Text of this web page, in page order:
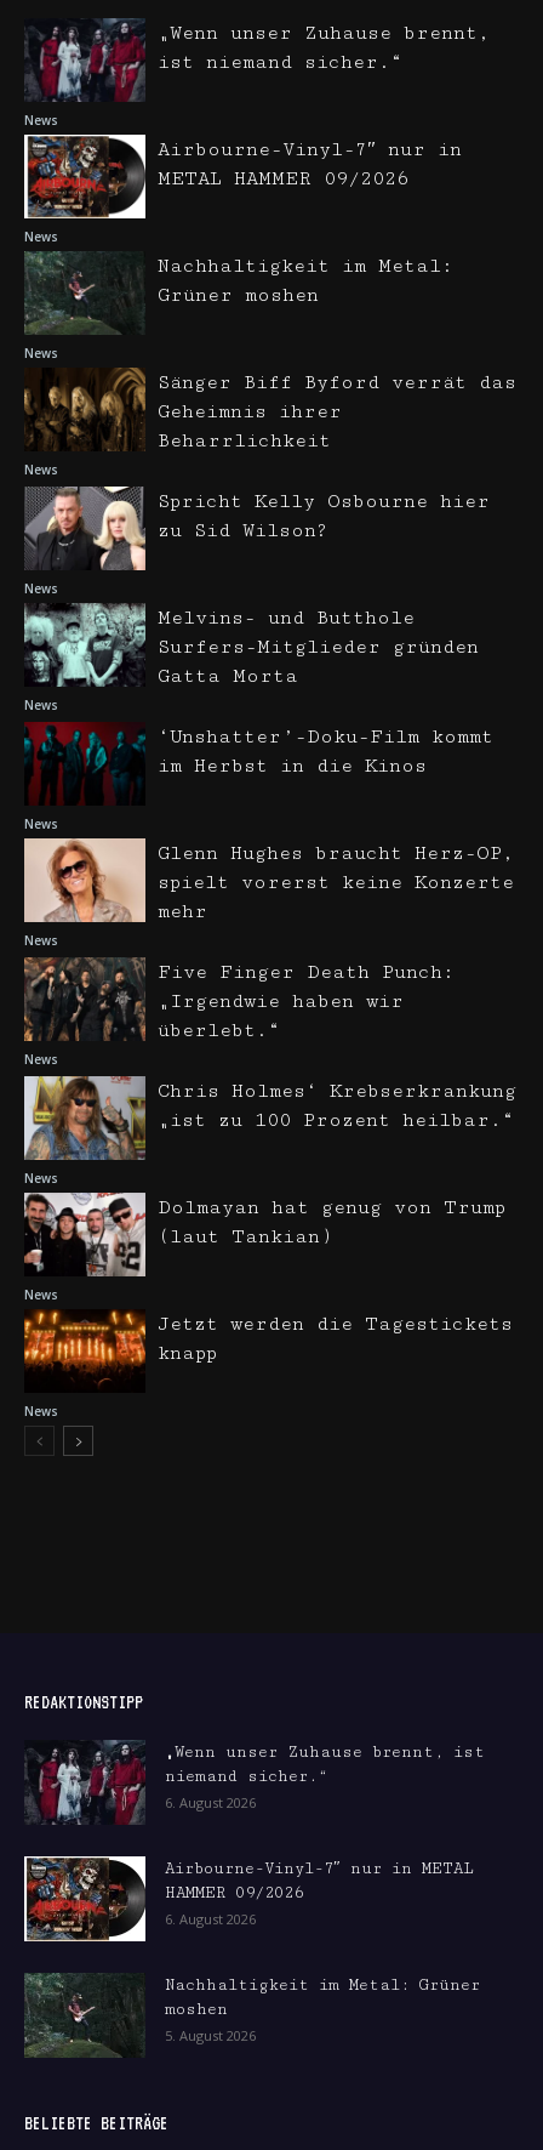
News
„Wenn unser Zuhause brennt,
ist niemand sicher.“
News
Airbourne-Vinyl-7″ nur in
METAL HAMMER 09/2026
News
Nachhaltigkeit im Metal:
Grüner moshen
News
Sänger Biff Byford verrät das
Geheimnis ihrer
Beharrlichkeit
News
Spricht Kelly Osbourne hier
zu Sid Wilson?
News
Melvins- und Butthole
Surfers-Mitglieder gründen
Gatta Morta
News
‘Unshatter’-Doku-Film kommt
im Herbst in die Kinos
News
Glenn Hughes braucht Herz-OP,
spielt vorerst keine Konzerte
mehr
News
Five Finger Death Punch:
„Irgendwie haben wir
überlebt.“
News
Chris Holmes‘ Krebserkrankung
„ist zu 100 Prozent heilbar.“
News
Dolmayan hat genug von Trump
(laut Tankian)
News
Jetzt werden die Tagestickets
knapp
REDAKTIONSTIPP
„Wenn unser Zuhause brennt, ist
niemand sicher.“
6. August 2026
Airbourne-Vinyl-7″ nur in METAL
HAMMER 09/2026
6. August 2026
Nachhaltigkeit im Metal: Grüner
moshen
5. August 2026
BELIEBTE BEITRÄGE